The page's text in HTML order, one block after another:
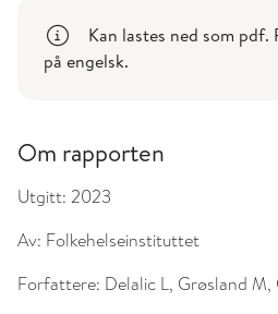
Kan lastes ned som pdf.
på engelsk.
Om rapporten
Utgitt: 2023
Av: Folkehelseinstituttet
Forfattere: Delalic L, Grøsland M,